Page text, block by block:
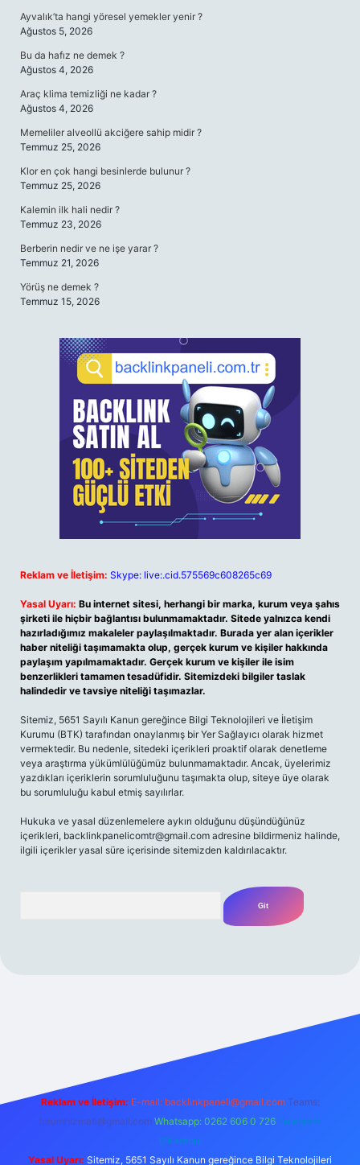
Ayvalık’ta hangi yöresel yemekler yenir ?
Ağustos 5, 2026
Bu da hafız ne demek ?
Ağustos 4, 2026
Araç klima temizliği ne kadar ?
Ağustos 4, 2026
Memeliler alveollü akciğere sahip midir ?
Temmuz 25, 2026
Klor en çok hangi besinlerde bulunur ?
Temmuz 25, 2026
Kalemin ilk hali nedir ?
Temmuz 23, 2026
Berberin nedir ve ne işe yarar ?
Temmuz 21, 2026
Yörüş ne demek ?
Temmuz 15, 2026
Reklam ve İletişim: Skype: live:.cid.575569c608265c69
Yasal Uyarı: Bu internet sitesi, herhangi bir marka, kurum veya şahıs
şirketi ile hiçbir bağlantısı bulunmamaktadır. Sitede yalnızca kendi
hazırladığımız makaleler paylaşılmaktadır. Burada yer alan içerikler
haber niteliği taşımamakta olup, gerçek kurum ve kişiler hakkında
paylaşım yapılmamaktadır. Gerçek kurum ve kişiler ile isim
benzerlikleri tamamen tesadüfidir. Sitemizdeki bilgiler taslak
halindedir ve tavsiye niteliği taşımazlar.
Sitemiz, 5651 Sayılı Kanun gereğince Bilgi Teknolojileri ve İletişim
Kurumu (BTK) tarafından onaylanmış bir Yer Sağlayıcı olarak hizmet
vermektedir. Bu nedenle, sitedeki içerikleri proaktif olarak denetleme
veya araştırma yükümlülüğümüz bulunmamaktadır. Ancak, üyelerimiz
yazdıkları içeriklerin sorumluluğunu taşımakta olup, siteye üye olarak
bu sorumluluğu kabul etmiş sayılırlar.
Hukuka ve yasal düzenlemelere aykırı olduğunu düşündüğünüz
içerikleri, backlinkpanelicomtr@gmail.com adresine bildirmeniz halinde,
ilgili içerikler yasal süre içerisinde sitemizden kaldırılacaktır.
m elexbet
Reklam ve İletişim: E-mail: backlinkpaneli@gmail.com Teams:
forumhizmeti@gmail.com Whatsapp: 0262 606 0 726 Telegram:
@karabul
Yasal Uyarı: Sitemiz, 5651 Sayılı Kanun gereğince Bilgi Teknolojileri